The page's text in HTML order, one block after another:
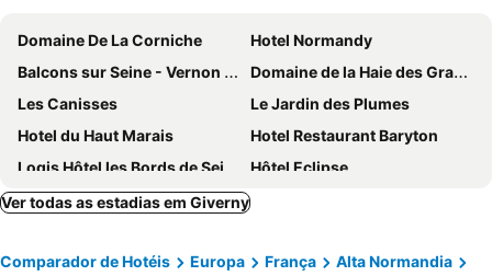
Domaine De La Corniche
Hotel Normandy
Balcons sur Seine - Vernon Giverny
Domaine de la Haie des Granges
Les Canisses
Le Jardin des Plumes
Hotel du Haut Marais
Hotel Restaurant Baryton
Logis Hôtel les Bords de Seine
Hôtel Eclipse
Ver todas as estadias em Giverny
Comparador de Hotéis Europa França
Alta Normandia